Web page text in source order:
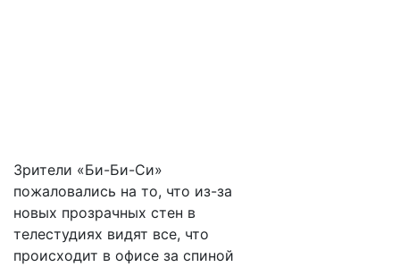
Зрители «Би-Би-Си»
пожаловались на то, что из-за
новых прозрачных стен в
телестудиях видят все, что
происходит в офисе за спиной